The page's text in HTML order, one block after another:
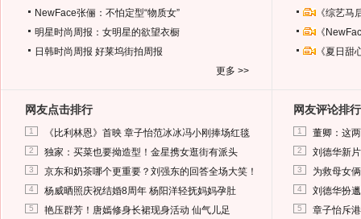
NewFace张俪：不怕定型“物质女”
明星时尚周报：女明星的欲望衣橱
日韩时尚周报 好莱坞街拍周报
更多 >>
《综艺
《
《夏日
网友点击排行
1 《比利林恩》首映 章子怡范冰冰冯小刚捧场红毯
2 独家：买菜也要拗造型！金星携女逛街有派头
3 京东和奶茶哪个更重要？刘强东的回答全场大笑！
4 杨威晒照庆祝结婚8周年 杨阳洋轻抚妈妈孕肚
5 艳压群芳！唐嫣修身长裙现身活动 仙气儿足
网友评论排行
1 董卿：这
2 刘德华新
3 为救母女
4 刘德华扮
5 章子怡斥